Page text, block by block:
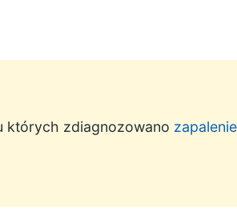
których zdiagnozowano zapalenie